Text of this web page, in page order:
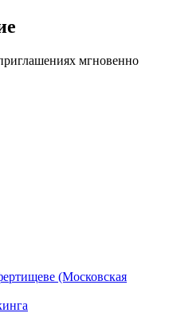
мгновенно
(Московская